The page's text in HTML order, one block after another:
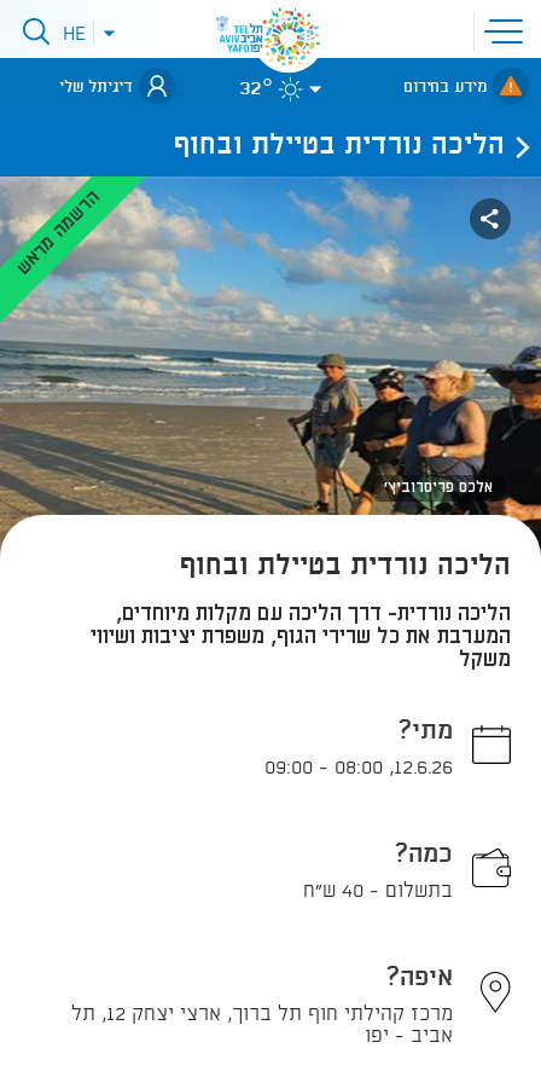
פתיחת
תפריט
אתר
לאתר עיריית
תל-אביב
פתיחתHE
מידע בחירום 32° דיגיתל שלי
הליכה נורדית בטיילת ובחוף
אלכס פריסרוביץ'
הרשמה מראש
הליכה נורדית בטיילת ובחוף
הליכה נורדית- דרך הליכה עם מקלות מיוחדים,
המערבת את כל שרירי הגוף, משפרת יציבות ושיווי
משקל
מתי?
12.6.26
,
08:00
-
09:00
כמה?
בתשלום - 40 ש"ח
איפה?
מרכז קהילתי חוף תל ברוך, ארצי יצחק 12, תל
אביב - יפו